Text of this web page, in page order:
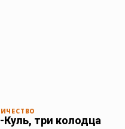
три колодца